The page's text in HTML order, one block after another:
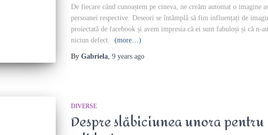
De fiecare când cunoaștem pe cineva, ne creăm automat o imagine
persoanei respective. Deseori se întâmplă să fim influențați de
proiectată de facebook și avem impresia că ei sunt fabuloși și că n-au
niciun defect.
(more…)
By Gabriela, 9 years ago
DIVERSE
Despre slăbiciunea unora pentru